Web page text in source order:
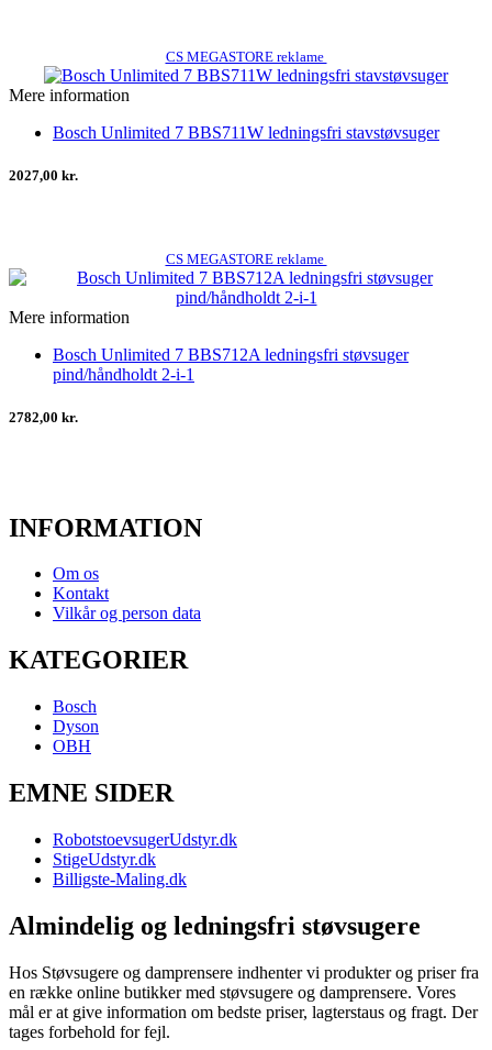
CS MEGASTORE reklame
Mere information
Bosch Unlimited 7 BBS711W ledningsfri stavstøvsuger
2027,00 kr.
CS MEGASTORE reklame
Mere information
Bosch Unlimited 7 BBS712A ledningsfri støvsuger
pind/håndholdt 2-i-1
2782,00 kr.
INFORMATION
Om os
Kontakt
Vilkår og person data
KATEGORIER
Bosch
Dyson
OBH
EMNE SIDER
RobotstoevsugerUdstyr.dk
StigeUdstyr.dk
Billigste-Maling.dk
Almindelig og ledningsfri støvsugere
Hos Støvsugere og damprensere indhenter vi produkter og priser fra
en række online butikker med støvsugere og damprensere. Vores
mål er at give information om bedste priser, lagterstaus og fragt. Der
tages forbehold for fejl.